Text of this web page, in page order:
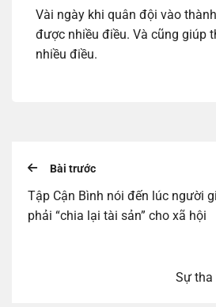
Vài ngày khi quân đội vào
được nhiều điều. Và cũng giúp
nhiều điều.
Bài trước
Tập Cận Bình nói đến lúc người
phải “chia lại tài sản” cho xã hội
Sự tha